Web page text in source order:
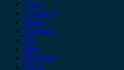
Lexus
Lynk & co
Mazda
Mercedes
MG
Mini
Mitsubishi
Nissan